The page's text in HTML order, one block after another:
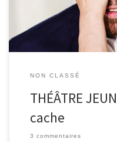
NON CLASSÉ
THÉÂTRE
cache
3 commentaires